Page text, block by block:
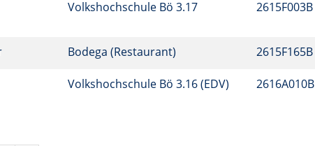
Volkshochschule Bö 3.17 2615F003B
Bodega (Restaurant) 2615F165B
Volkshochschule Bö 3.16 (EDV) 2616A010B